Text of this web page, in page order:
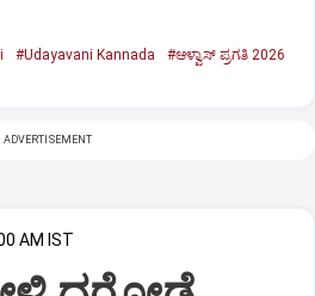
#Udayavani Kannada
#ಆಳ್ವಾಸ್‌ ಪ್ರಗತಿ 2026
ADVERTISEMENT
AM IST